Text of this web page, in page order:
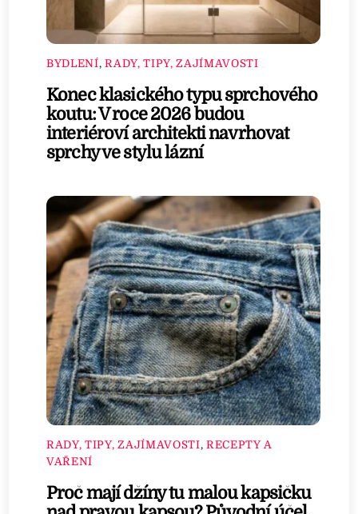
BYDLENÍ,RADY, TIPY, ZAJÍMAVOSTI
Konec klasického typu sprchového
koutu: V roce 2026 budou
interiéroví architekti navrhovat
sprchy ve stylu lázní
RADY, TIPY, ZAJÍMAVOSTI, RECEPTY A
VAŘENÍ
Proč mají džíny tu malou kapsičku